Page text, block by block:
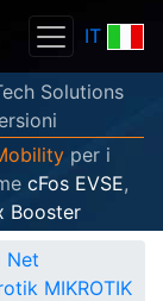
IT
Solutions
per i
cFos EVSE,
Booster
Net
MIKROTIK